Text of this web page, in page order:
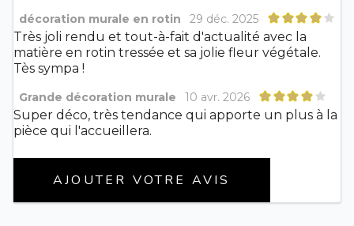
décoration murale en rotin 29 déc. 2025
Très joli rendu et tout-à-fait d'actualité avec la
matière en rotin tressée et sa jolie fleur végétale.
Tès sympa !
Grande décoration murale 10 avr. 2026
Super déco, très tendance qui apporte un plus à la
pièce qui l'accueillera.
AJOUTER VOTRE AVIS